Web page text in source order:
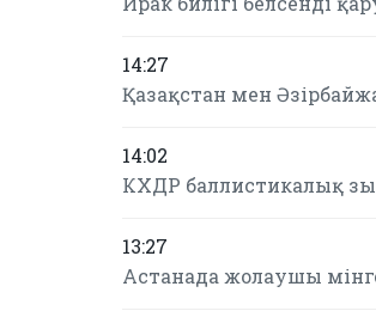
14:27
Қазақстан мен
14:02
КХДР баллистикалық
13:27
Астанада жолаушы